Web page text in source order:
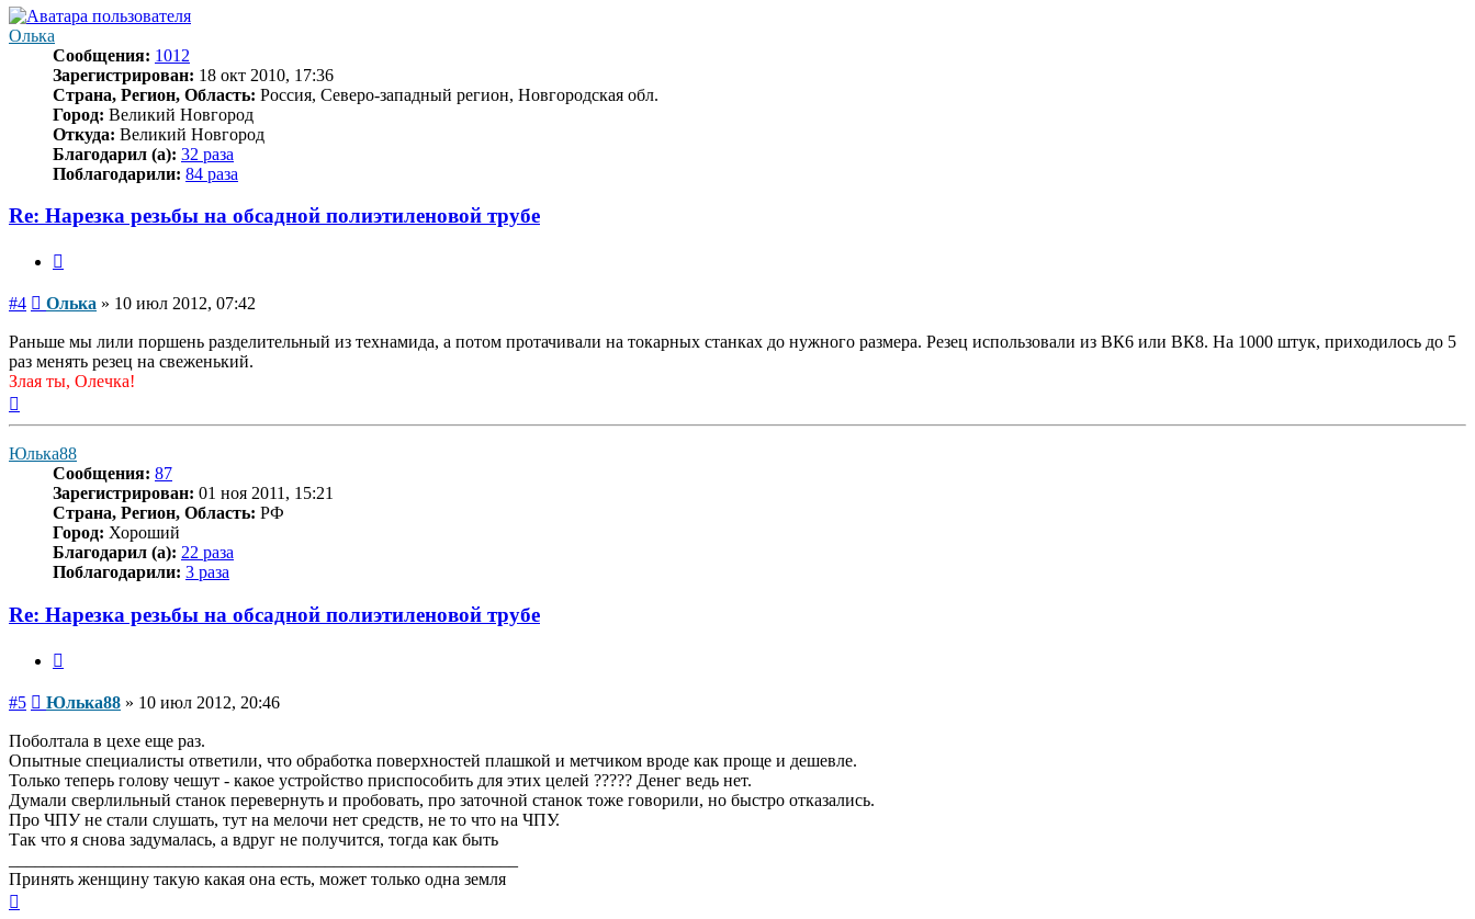
Олька
Сообщения: 1012
Зарегистрирован: 18 окт 2010, 17:36
Страна, Регион, Область: Россия, Северо-западный регион, Новгородская обл.
Город: Великий Новгород
Откуда: Великий Новгород
Благодарил (а): 32 раза
Поблагодарили: 84 раза
Re: Нарезка резьбы на обсадной полиэтиленовой трубе
#4 Сообщение
Олька » 10 июл 2012, 07:42
Раньше мы лили поршень разделительный из технамида, а потом протачивали на токарных станках до нужного размера. Резец использовали из ВК6 или ВК8. На 1000 штук, приходилось до 5
раз менять резец на свеженький.
Злая ты, Олечка!
Юлька88
Сообщения: 87
Зарегистрирован: 01 ноя 2011, 15:21
Страна, Регион, Область: РФ
Город: Хороший
Благодарил (а): 22 раза
Поблагодарили: 3 раза
Re: Нарезка резьбы на обсадной полиэтиленовой трубе
#5 Сообщение
Юлька88 » 10 июл 2012, 20:46
Поболтала в цехе еще раз.
Опытные специалисты ответили, что обработка поверхностей плашкой и метчиком вроде как проще и дешевле.
Только теперь голову чешут - какое устройство приспособить для этих целей ????? Денег ведь нет.
Думали сверлильный станок перевернуть и пробовать, про заточной станок тоже говорили, но быстро отказались.
Про ЧПУ не стали слушать, тут на мелочи нет средств, не то что на ЧПУ.
Так что я снова задумалась, а вдруг не получится, тогда как быть
Принять женщину такую какая она есть, может только одна земля